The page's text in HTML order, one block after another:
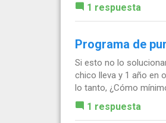
1 respuesta
Programa de
Si esto no lo
chico lleva y 1 año en
lo tanto, ¿Cómo
1 respuesta